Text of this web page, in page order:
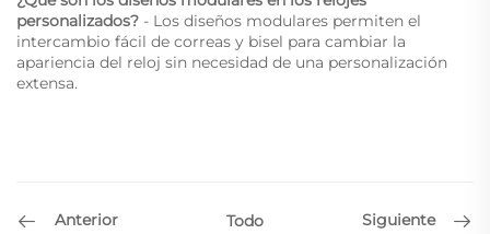
personalizados? - Los diseños modulares permiten el
intercambio fácil de correas y bisel para cambiar la
apariencia del reloj sin necesidad de una personalización
extensa.
Anterior Todo Siguiente